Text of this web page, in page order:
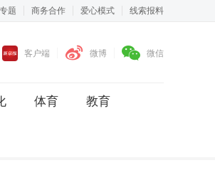
专题 商务合作 爱心模式 线索报料
客户端 微博 微信
体育 教育